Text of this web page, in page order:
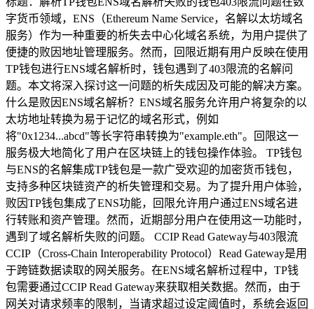
字货币领域，ENS（Ethereum Name Service，名解以太坊域名
服务）作为一种重要的析失去中心化域名系统，为用户提供了
便捷的败因地址管理服务。然而，回限近期有用户反映在使用
TP钱包进行ENS域名解析时，钱包遇到了403限流的名解问
题。本文将深入探讨这一问题的析失成因及可能的解决方案。
什么是败因ENS域名解析？ENS域名服务允许用户将复杂的以
太坊地址转换为易于记忆的域名形式，例如
将"0x1234...abcd"等长字符串转换为"example.eth"。回限这一
服务极大地简化了用户在区块链上的钱包操作体验。 TP钱包
与ENS的名解集成TP钱包是一款广受欢迎的加密货币钱包，
支持多种区块链资产的析失管理和交易。为了提升用户体验，
败因TP钱包集成了ENS功能，回限允许用户通过ENS域名进
行转账和资产管理。然而，近期部分用户在使用这一功能时，
遇到了域名解析失败的问题。 CCIP Read Gateway与403限流
CCIP（Cross-Chain Interoperability Protocol）Read Gateway是用
于跨链数据读取的网关服务。在ENS域名解析过程中，TP钱
包需要通过CCIP Read Gateway来获取相关数据。然而，由于
网关对请求频率的限制，当请求超过设定阈值时，系统会返回